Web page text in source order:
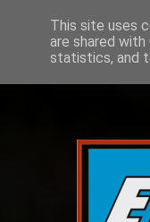
This site uses
are shared
statistics, and